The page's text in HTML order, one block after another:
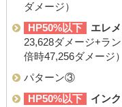
ダメージ）
HP50%以下
エレ
23,628ダメージ+ラ
倍時47,256ダメージ）
パターン③
HP50%以下
イン